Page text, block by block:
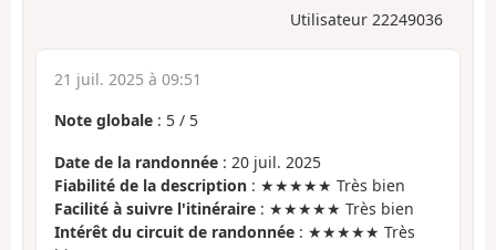
Utilisateur 22249036
21 juil. 2025 à 09:51
Note globale : 5 / 5
Date de la randonnée : 20 juil. 2025
Fiabilité de la description : ★★★★★ Très bien
Facilité à suivre l'itinéraire : ★★★★★ Très bien
Intérêt du circuit de randonnée : ★★★★★ Très